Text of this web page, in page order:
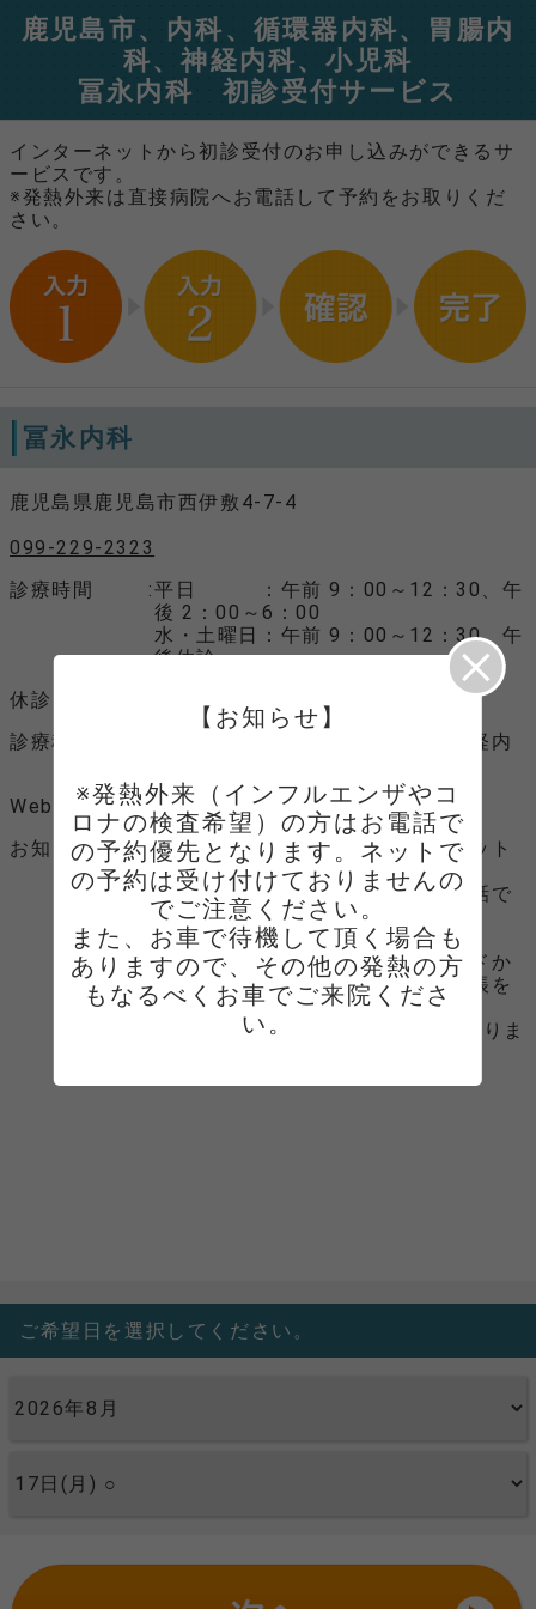
鹿児島市、内科、循環器内科、胃腸内
科、神経内科、小児科
冨永内科 初診受付サービス
インターネットから初診受付のお申し込みができるサ
ービスです。
※発熱外来は直接病院へお電話して予約をお取りくだ
さい。
冨永内科
鹿児島県鹿児島市西伊敷4-7-4
099-229-2323
診療時間
平日 ：午前 9：00～12：30、午
後 2：00～6：00
水・土曜日：午前 9：00～12：30、午
後休診
休診日
日曜、祝祭日
診療科目
内科、循環器内科、胃腸内科、神経内
Webサイト
お知らせ
【発熱外来について】インターネット
では予約を受け付けておりません。
まずはお電話で
ご予約をお取りください。
ご来院時には、マイナンバーカードか
資格確認証、医療証各種、お薬手帳を
お持ちください。
※予防接種のご予約には対応しておりま
ご希望日を選択してください。
【お知らせ】
※発熱外来（インフルエンザやコ
ロナの検査希望）の方はお電話で
の予約優先となります。ネットで
の予約は受け付けておりませんの
でご注意ください。
また、お車で待機して頂く場合も
ありますので、その他の発熱の方
もなるべくお車でご来院くださ
い。